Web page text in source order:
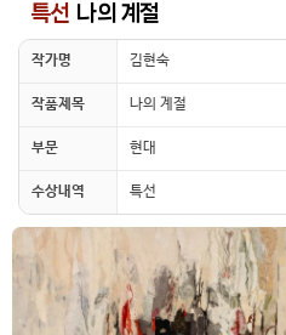
특선 나의 계절
작가명 김현숙
작품제목 나의 계절
부문 현대
수상내역 특선